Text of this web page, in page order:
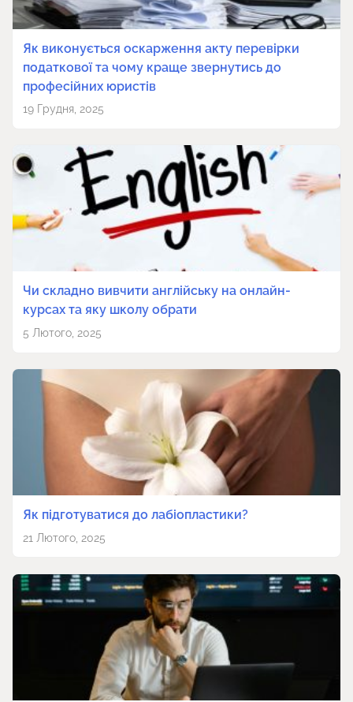
Як виконується оскарження акту перевірки
податкової та чому краще звернутись до
професійних юристів
19 Грудня, 2025
Чи складно вивчити англійську на онлайн-
курсах та яку школу обрати
5 Лютого, 2025
Як підготуватися до лабіопластики?
21 Лютого, 2025